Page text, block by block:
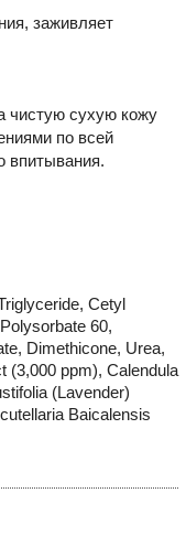
заживляет
чистую сухую кожу
по всей
впитывания.
Cetyl
60,
Dimethicone, Urea,
(3,000 ppm), Calendula
(Lavender)
Baicalensis